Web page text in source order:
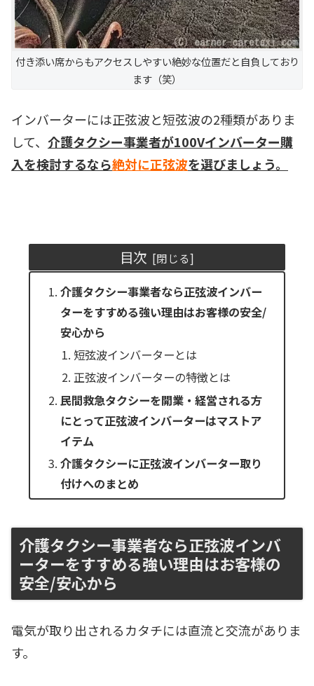
付き添い席からもアクセスしやすい絶妙な位置だと自負しており
ます（笑）
インバーターには正弦波と短弦波の2種類がありま
して、 介護タクシー事業者が100Vインバーター購
入を検討するなら絶対に正弦波を選びましょう。
目次
介護タクシー事業者なら正弦波インバー
ターをすすめる強い理由はお客様の安全/
安心から
短弦波インバーターとは
正弦波インバーターの特徴とは
民間救急タクシーを開業・経営される方
にとって正弦波インバーターはマストア
イテム
介護タクシーに正弦波インバーター取り
付けへのまとめ
介護タクシー事業者なら正弦波インバ
ーターをすすめる強い理由はお客様の
安全/安心から
電気が取り出されるカタチには直流と交流がありま
す。